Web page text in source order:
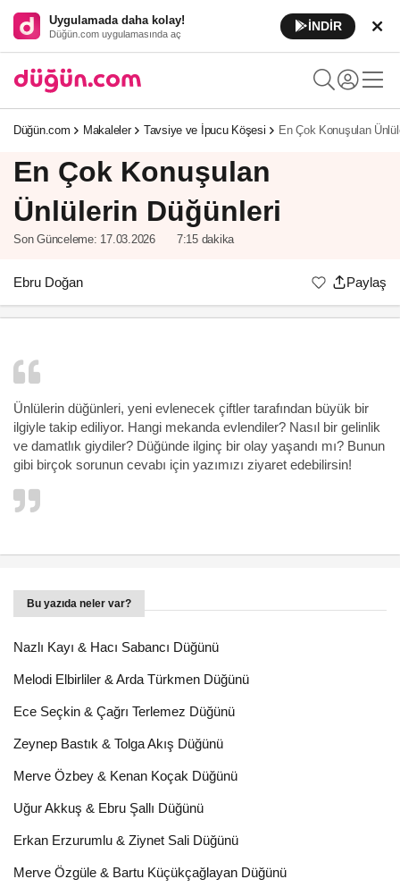
Uygulamada daha kolay!
Düğün.com uygulamasında aç
İNDİR
Düğün.com Makaleler Tavsiye ve İpucu Köşesi En Çok Konuşulan
En Çok Konuşulan
Ünlülerin Düğünleri
Son Günceleme: 17.03.2026 7:15 dakika
Ebru Doğan Paylaş
Ünlülerin düğünleri, yeni evlenecek çiftler tarafından büyük bir
ilgiyle takip ediliyor. Hangi mekanda evlendiler? Nasıl bir gelinlik
ve damatlık giydiler? Düğünde ilginç bir olay yaşandı mı? Bunun
gibi birçok sorunun cevabı için yazımızı ziyaret edebilirsin!
Bu yazıda neler var?
Nazlı Kayı & Hacı Sabancı Düğünü
Melodi Elbirliler & Arda Türkmen Düğünü
Ece Seçkin & Çağrı Terlemez Düğünü
Zeynep Bastık & Tolga Akış Düğünü
Merve Özbey & Kenan Koçak Düğünü
Uğur Akkuş & Ebru Şallı Düğünü
Erkan Erzurumlu & Ziynet Sali Düğünü
Merve Özgüle & Bartu Küçükçağlayan Düğünü